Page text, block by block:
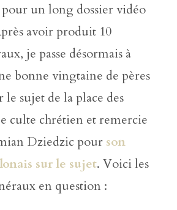
un long dossier vidéo
avoir produit 10
je passe désormais à
bonne vingtaine de pères
le sujet de la place des
culte chrétien et remercie
Dziedzic pour son
sur le sujet. Voici les
en question :